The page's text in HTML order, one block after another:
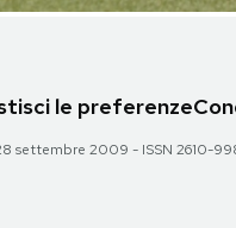
le preferenze
settembre 2009 - ISSN 2610-